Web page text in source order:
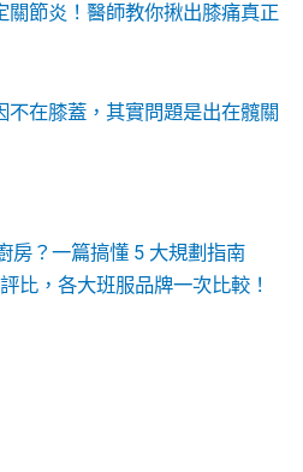
關節炎！醫師教你揪出膝痛真正
在膝蓋，其實問題是出在髖關
房？一篇搞懂 5 大規劃指南
比，各大班服品牌一次比較！